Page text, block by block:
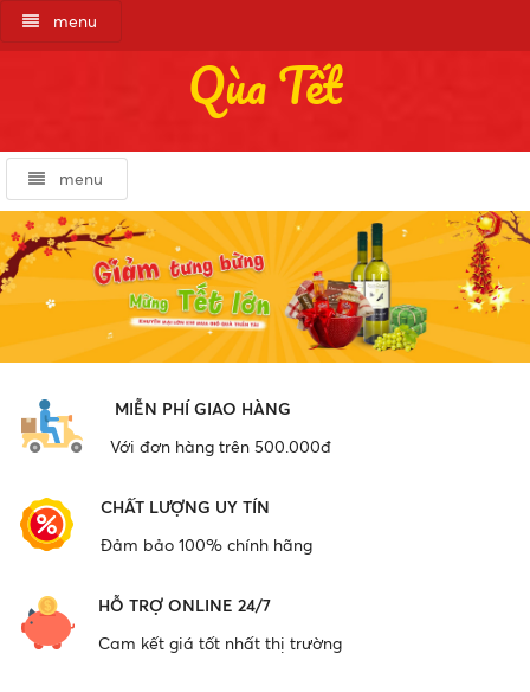
menu
Qùa Tết
menu
MIỄN PHÍ GIAO HÀNG
Với đơn hàng trên 500.000đ
CHẤT LƯỢNG UY TÍN
Đảm bảo 100% chính hãng
HỖ TRỢ ONLINE 24/7
Cam kết giá tốt nhất thị trường